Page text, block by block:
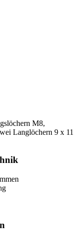
M8,
Langlöchern 9 x 11